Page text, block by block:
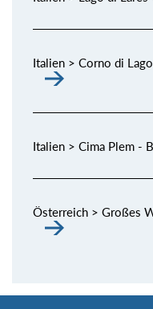
Italien > Corno di
Italien > Cima Plem -
Österreich > Großes